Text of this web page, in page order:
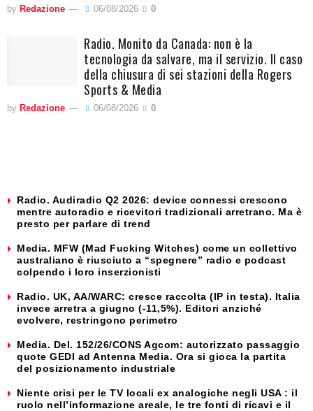
by Redazione 06/08/2026 0
Radio. Monito da Canada: non è la
tecnologia da salvare, ma il servizio. Il caso
della chiusura di sei stazioni della Rogers
Sports & Media
by Redazione 06/08/2026 0
Radio. Audiradio Q2 2026: device connessi crescono
mentre autoradio e ricevitori tradizionali arretrano. Ma è
presto per parlare di trend
Media. MFW (Mad Fucking Witches) come un collettivo
australiano è riusciuto a “spegnere” radio e podcast
colpendo i loro inserzionisti
Radio. UK, AA/WARC: cresce raccolta (IP in testa). Italia
invece arretra a giugno (-11,5%). Editori anziché
evolvere, restringono perimetro
Media. Del. 152/26/CONS Agcom: autorizzato passaggio
quote GEDI ad Antenna Media. Ora si gioca la partita
del posizionamento industriale
Niente crisi per le TV locali ex analogiche negli USA : il
ruolo nell’informazione areale, le tre fonti di ricavi e il